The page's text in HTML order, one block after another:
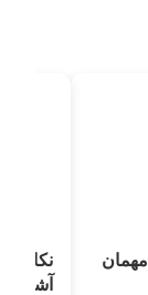
نکات